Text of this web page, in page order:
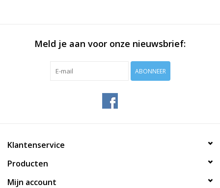
Meld je aan voor onze nieuwsbrief:
ABONNEER
Klantenservice
Producten
Mijn account